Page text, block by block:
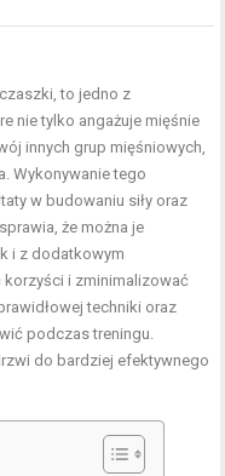
to jedno z
nie tylko angażuje mięśnie
innych grup mięśniowych,
Wykonywanie tego
w budowaniu siły oraz
że można je
i z dodatkowym
korzyści i zminimalizować
techniki oraz
podczas treningu.
do bardziej efektywnego